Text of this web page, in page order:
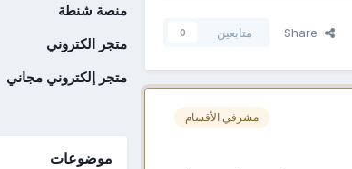
Share متابعين 0
مشرفي الأقسام
منصة شنطة
متجر الكتروني
متجر إلكتروني مجاني
موضوعات